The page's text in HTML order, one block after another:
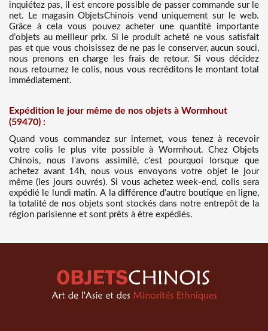
inquiétez pas, il est encore possible de passer commande sur le
net. Le magasin ObjetsChinois vend uniquement sur le web.
Grâce à cela vous pouvez acheter une quantité importante
d’objets au meilleur prix. Si le produit acheté ne vous satisfait
pas et que vous choisissez de ne pas le conserver, aucun souci,
nous prenons en charge les frais de retour. Si vous décidez
nous retournez le colis, nous vous recréditons le montant total
immédiatement.
Expédition le jour même de nos objets à Wormhout
(59470) :
Quand vous commandez sur internet, vous tenez à recevoir
votre colis le plus vite possible à Wormhout. Chez Objets
Chinois, nous l'avons assimilé, c'est pourquoi lorsque que
achetez avant 14h, nous vous envoyons votre objet le jour
même (les jours ouvrés). Si vous achetez week-end, colis sera
expédié le lundi matin. A la différence d’autre boutique en ligne,
la totalité de nos objets sont stockés dans notre entrepôt de la
région parisienne et sont prêts à être expédiés.